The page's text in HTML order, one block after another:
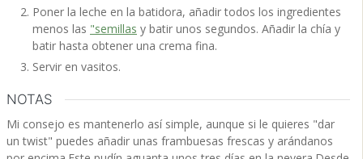
Poner la leche en la batidora, añadir todos los ingredientes
menos las "semillas y batir unos segundos. Añadir la chía y
batir hasta obtener una crema fina.
Servir en vasitos.
NOTAS
Mi consejo es mantenerlo así simple, aunque si le quieres "dar
un twist" puedes añadir unas frambuesas frescas y arándanos